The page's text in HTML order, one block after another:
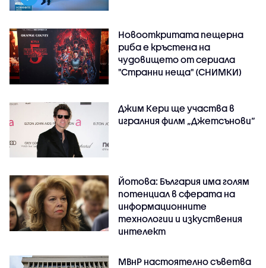
Новооткритата пещерна
риба е кръстена на
чудовището от сериала
"Странни неща" (СНИМКИ)
Джим Кери ще участва в
игралния филм „Джетсънови“
Йотова: България има голям
потенциал в сферата на
информационните
технологии и изкуствения
интелект
МВнР настоятелно съветва